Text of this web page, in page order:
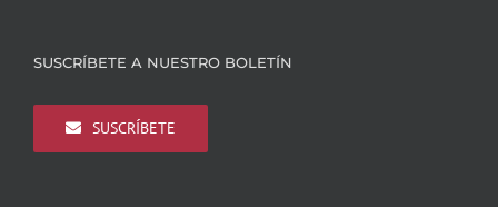
SUSCRÍBETE A NUESTRO BOLETÍN
SUSCRÍBETE